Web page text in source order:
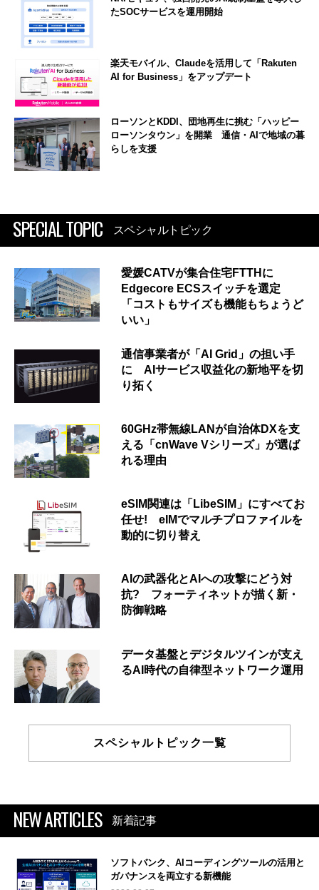
たSOCサービスを運用開始
楽天モバイル、Claudeを活用して「Rakuten
AI for Business」をアップデート
ローソンとKDDI、団地再生に挑む「ハッピー
ローソンタウン」を開業 通信・AIで地域の暮
らしを支援
SPECIAL TOPIC スペシャルトピック
愛媛CATVが集合住宅FTTHに
Edgecore ECSスイッチを選定
「コストもサイズも機能もちょうど
いい」
通信事業者が「AI Grid」の担い手
に AIサービス収益化の新地平を切
り拓く
60GHz帯無線LANが自治体DXを支
える「cnWave Vシリーズ」が選ば
れる理由
eSIM関連は「LibeSIM」にすべてお
任せ! eIMでマルチプロファイルを
動的に切り替え
AIの武器化とAIへの攻撃にどう対
抗? フォーティネットが描く新・
防御戦略
データ基盤とデジタルツインが支え
るAI時代の自律型ネットワーク運用
スペシャルトピック一覧
NEW ARTICLES 新着記事
ソフトバンク、AIコーディングツールの活用と
ガバナンスを両立する新機能